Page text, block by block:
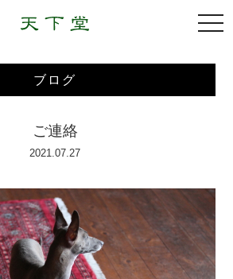
ブログ
ご連絡
2021.07.27